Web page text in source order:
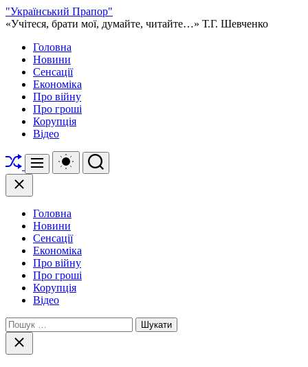
Перейти
до
"Український Прапор"
«Учітеся, брати мої, думайте, читайте…» Т.Г. Шевченко
Головна
Новини
Сенсації
Економіка
Про війну
Про гроші
Корупція
Відео
Перетасувати
Меню
Перемикач
кольорового
Пошук
Закрити
Головна
Новини
Сенсації
Економіка
Про війну
Про гроші
Корупція
Відео
Пошук:
Закрити
пошук